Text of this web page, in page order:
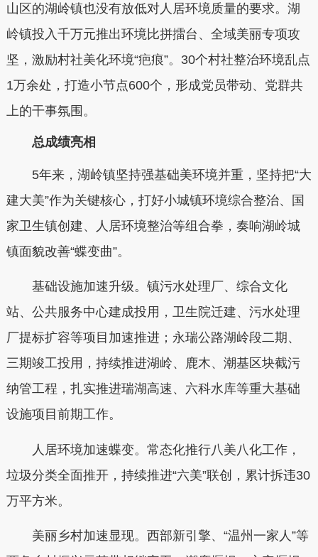
山区的湖岭镇也没有放低对人居环境质量的要求。湖
岭镇投入千万元推出环境比拼擂台、全域美丽专项攻
坚，激励村社美化环境“疤痕”。30个村社整治环境乱点
1万余处，打造小节点600个，形成党员带动、党群共
上的干事氛围。
总成绩亮相
5年来，湖岭镇坚持强基础美环境并重，坚持把“大
建大美”作为关键核心，打好小城镇环境综合整治、国
家卫生镇创建、人居环境整治等组合拳，奏响湖岭城
镇面貌改善“蝶变曲”。
基础设施加速升级。镇污水处理厂、综合文化
站、公共服务中心建成投用，卫生院迁建、污水处理
厂提标扩容等项目加速推进；永瑞公路湖岭段二期、
三期竣工投用，持续推进湖岭、鹿木、潮基区块截污
纳管工程，扎实推进瑞湖高速、六科水库等重大基础
设施项目前期工作。
人居环境加速蝶变。常态化推行八美八化工作，
垃圾分类全面推开，持续推进“六美”联创，累计拆违30
万平方米。
美丽乡村加速显现。西部新引擎、“温州一家人”等